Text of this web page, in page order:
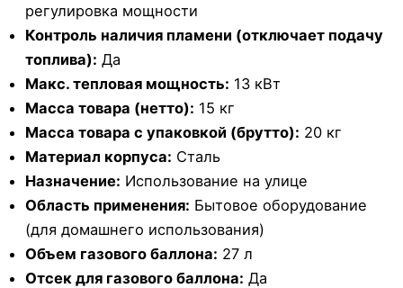
регулировка мощности
Контроль наличия пламени (отключает подачу
топлива): Да
Макс. тепловая мощность: 13 кВт
Масса товара (нетто): 15 кг
Масса товара с упаковкой (брутто): 20 кг
Материал корпуса: Сталь
Назначение: Использование на улице
Область применения: Бытовое оборудование
(для домашнего использования)
Объем газового баллона: 27 л
Отсек для газового баллона: Да